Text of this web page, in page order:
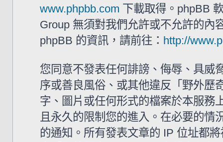
www.phpbb.com 下載取得。phpBB
Group 無須對我們允許或不允許的內
phpBB 的資訊，請前往： http://
您同意不發表任何誹謗、侮辱、具威
序或善良風俗、或其他違反「野外歷
字、圖片或任何形式的檔案於本服務
且永久的限制您的進入。在必要的情
的通知。所有發表文章的 IP 位址都